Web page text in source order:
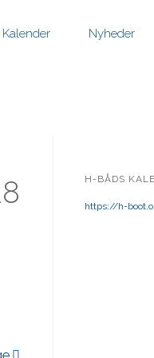
Kalender Nyheder
H-BÅDS
https://h-